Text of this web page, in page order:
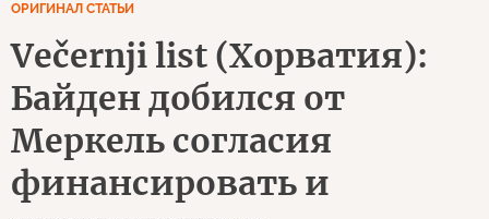
ОРИГИНАЛ СТАТЬИ
Večernji list (Хорватия):
Байден добился от
Меркель согласия
финансировать и